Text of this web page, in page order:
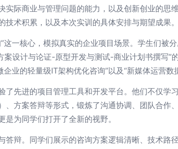
实际商业与管理问题的能力，以及创新创业的思
术积累，以及本次实训的具体安排与期望成果。
这一核心，模拟真实的企业项目场景。学生们被
设计与论证-原型开发与测试-商业计划书撰写”
业的轻量级IT架构优化咨询”以及“新媒体运营
了先进的项目管理工具和开发平台。他们不仅
、方案答辩等形式，锻炼了沟通协调、团队合作
为同学们打开了全新的视野。
答辩。同学们展示的咨询方案逻辑清晰、技术路